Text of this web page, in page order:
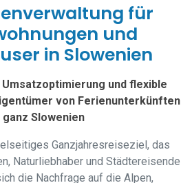
für
und
in Slowenien
und flexible
von Ferienunterkünften
ganz Slowenien
Ganzjahresreiseziel, das
Naturliebhaber und Städtereisende
die Nachfrage auf die Alpen,